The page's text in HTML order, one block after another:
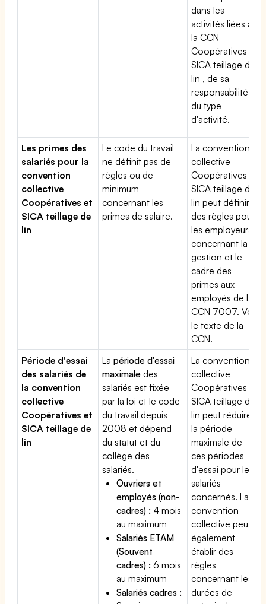
dans les
activités liées à
la CCN
Coopératives et
SICA teillage de
lin , de sa
responsabilité et
du type
d'activité.
Les primes des
salariés pour la
convention
collective
Coopératives et
SICA teillage de
lin
Le code du travail
ne définit pas de
règles ou de
minimum
concernant les
primes de salaire.
La convention
collective
Coopératives et
SICA teillage de
lin peut définir
des règles pour
les employeurs
concernant la
gestion et le
cadre des
primes aux
employés de la
CCN 7007. Voir
le texte de la
CCN.
Période d'essai
des salariés de
la convention
collective
Coopératives et
SICA teillage de
lin
Lapériode d'essai
maximale des
salariés est fixée
par la loi et le code
du travail depuis
2008 et dépend
du statut et du
collège des
salariés.
Ouvriers et
employés (non-
cadres) : 4 mois
au maximum
Salariés ETAM
(Souvent
cadres) : 6 mois
au maximum
Salariés cadres :
La convention
collective
Coopératives et
SICA teillage de
lin peut réduire
la période
maximale de
ces périodes
d'essai pour les
salariés
concernés. La
convention
collective peut
également
établir des
règles
concernant les
durées de